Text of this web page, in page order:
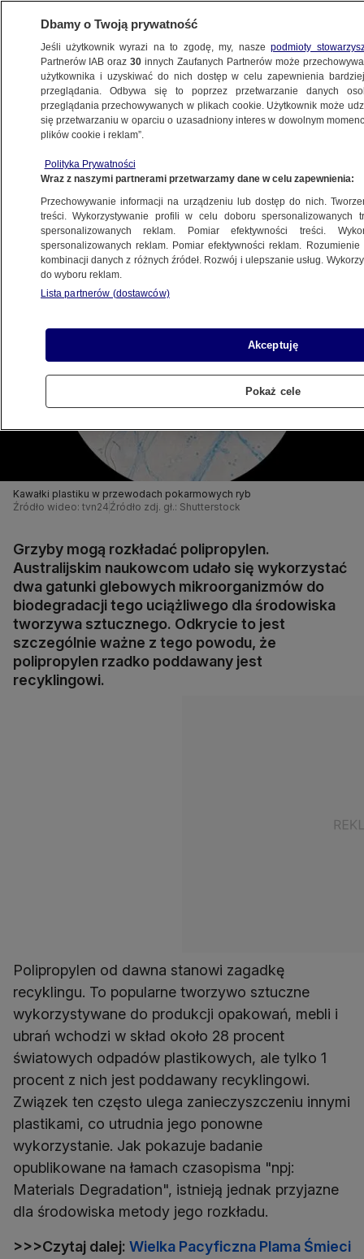
METEO
NAUKA
nawet najtwardszy plastik
20.04.2023, 14:33
Udostępnij
Kawałki plastiku w przewodach pokarmowych ryb
Źródło wideo: tvn24 Źródło zdj. gł.: Shutterstock
Grzyby mogą rozkładać polipropylen.
Australijskim naukowcom udało się wykorzystać
dwa gatunki glebowych mikroorganizmów do
biodegradacji tego uciążliwego dla środowiska
tworzywa sztucznego. Odkrycie to jest
szczególnie ważne z tego powodu, że
polipropylen rzadko poddawany jest
recyklingowi.
Polipropylen od dawna stanowi zagadkę
recyklingu. To popularne tworzywo sztuczne
wykorzystywane do produkcji opakowań, mebli i
ubrań wchodzi w skład około 28 procent
światowych odpadów plastikowych, ale tylko 1
procent z nich jest poddawany recyklingowi.
Związek ten często ulega zanieczyszczeniu innymi
plastikami, co utrudnia jego ponowne
wykorzystanie. Jak pokazuje badanie
opublikowane na łamach czasopisma "npj:
Materials Degradation", istnieją jednak przyjazne
dla środowiska metody jego rozkładu.
>>>Czytaj dalej: Wielka Pacyficzna Plama Śmieci
Dbamy o Twoją prywatność
Jeśli użytkownik wyrazi na to zgodę, my, naszepodmioty
Partnerów IAB oraz30 innych Zaufanych Partnerów może
użytkownika i uzyskiwać do nich dostęp w celu zapewnienia
przeglądania. Odbywa się to poprzez przetwarzanie danych
przeglądania przechowywanych w plikach cookie. Użytkownik może
się przetwarzaniu w oparciu o uzasadniony interes w dowolnym
plików cookie i reklam”.
Polityka Prywatności
Wraz z naszymi partnerami przetwarzamy dane w celu zapewnienia:
Przechowywanie informacji na urządzeniu lub dostęp do nich.
treści. Wykorzystywanie profili w celu doboru spersonalizowanych
spersonalizowanych reklam. Pomiar efektywności treści.
spersonalizowanych reklam. Pomiar efektywności reklam.
kombinacji danych z różnych źródeł. Rozwój i ulepszanie usług.
do wyboru reklam.
Lista partnerów (dostawców)
Akceptuję
Pokaż cele